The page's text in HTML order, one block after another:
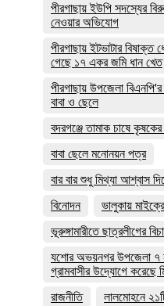
পীরগাছায় ইউপি সদস্যের
নেওয়ার অভিযোগ
পীরগাছায় ইটভাটার
গেছে ১৭ একর জমি ধান খেত
পীরগাছায় উপজেলা বিএনপি'র
বাবা ও ছেলে
বদরগঞ্জে তামাক চাষে
বাবা ছেলে মনোনয়ন পত্র
বার বার শুধু মিথ্যা আশ্বাস
বিনোদন
ভালুকায়
ভূরুঙ্গামারীতে ছাত্রলীগের
যশোর অভয়নগর উপজেলা ৭
গ্রামবাসীর উদ্যোগে করেছে
রাজনীতি
লালমোহনে